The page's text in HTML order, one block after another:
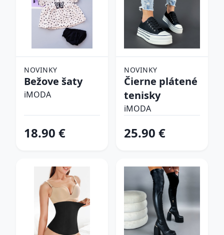
NOVINKY
Bežove šaty
iMODA
18.90 €
NOVINKY
Čierne plátené
tenisky
iMODA
25.90 €